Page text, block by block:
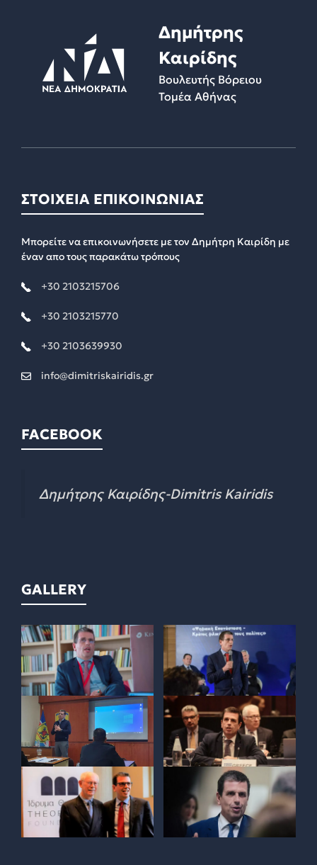
Δημήτρης
Καιρίδης
Βουλευτής Βόρειου
Τομέα Αθήνας
ΣΤΟΙΧΕΙΑ ΕΠΙΚΟΙΝΩΝΙΑΣ
Μπορείτε να επικοινωνήσετε με τον Δημήτρη Καιρίδη με
έναν απο τους παρακάτω τρόπους
+30 2103215706
+30 2103215770
+30 2103639930
info@dimitriskairidis.gr
FACEBOOK
Δημήτρης Καιρίδης-Dimitris Kairidis
GALLERY